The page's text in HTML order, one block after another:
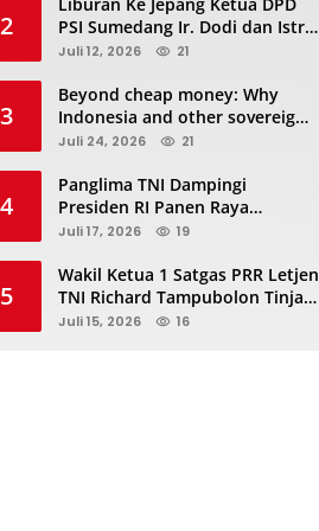
2
PSI Sumedang Ir. Dodi dan Istri
Kibarkan Bendera PSI “Jangan
Juli 12, 2026 21
3
Beyond cheap money: Why
Indonesia and other sovereigns
are turning to panda bonds
Juli 24, 2026 21
4
Panglima TNI Dampingi
Presiden RI Panen Raya
Terpadu TNI, Perkuat
Juli 17, 2026 19
5
Wakil Ketua 1 Satgas PRR Letjen
TNI Richard Tampubolon Tinjau
Padang Sidimpuan dan
Juli 15, 2026 16